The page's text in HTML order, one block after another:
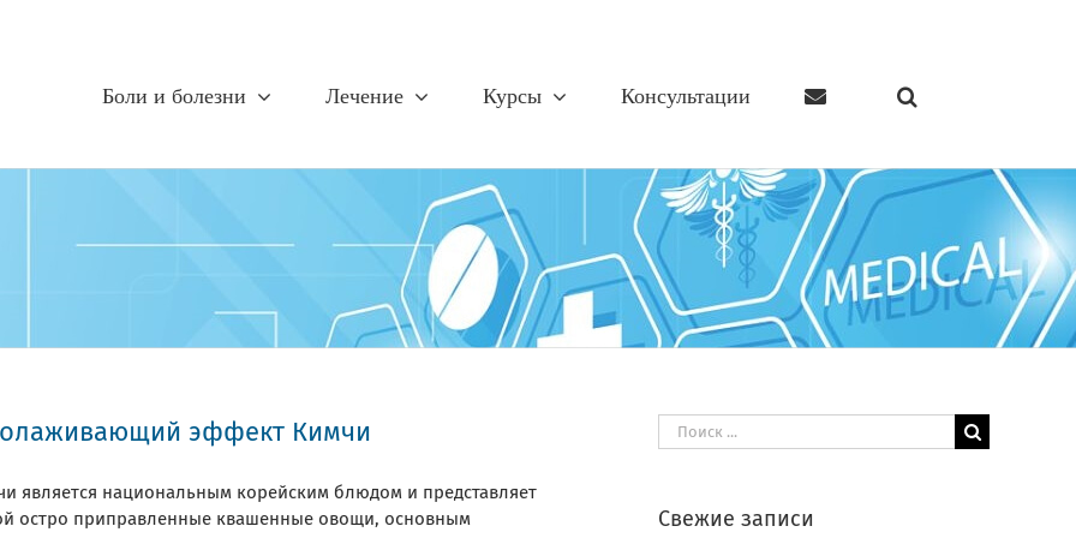
Боли и болезни Лечение Курсы Консультации
эффект Кимчи
является национальным корейским блюдом и представляет
остро приправленные квашенные овощи, основным
Результат
поиска:
Свежие записи